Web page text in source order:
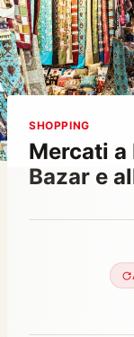
SHOPPING
Mercati a
Bazar e